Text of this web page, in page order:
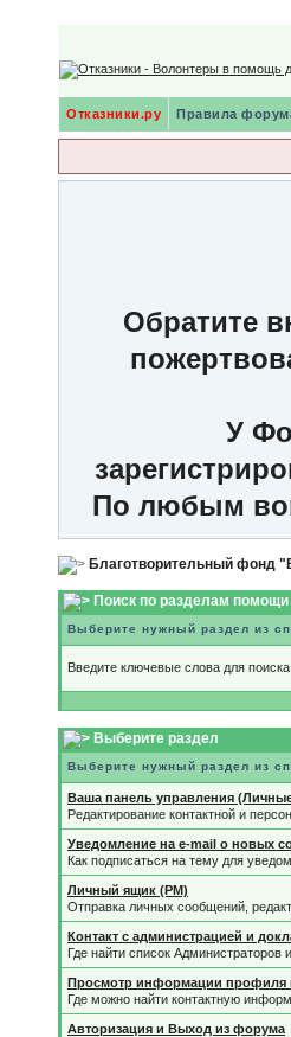
Отказники.ру Правила
Обратите
У
По любым
Благотворительный
Поиск по разделам помощи
Выберите нужный раздел из
Введите ключевые слова для поиска
Выберите раздел
Выберите нужный раздел из
Ваша панель управления
Редактирование контактной и
Уведомление на e-mail о новых
Как подписаться на тему для
Личный ящик (PM)
Отправка личных сообщений,
Контакт с администрацией и
Где найти список
Просмотр информации профиля
Где можно найти контактную
Авторизация и Выход из форума